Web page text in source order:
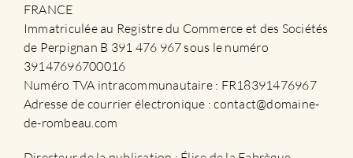
FRANCE
Immatriculée au Registre du Commerce et des Sociétés
de Perpignan B 391 476 967 sous le numéro
39147696700016
Numéro TVA intracommunautaire : FR18391476967
Adresse de courrier électronique : contact@domaine-
de-rombeau.com